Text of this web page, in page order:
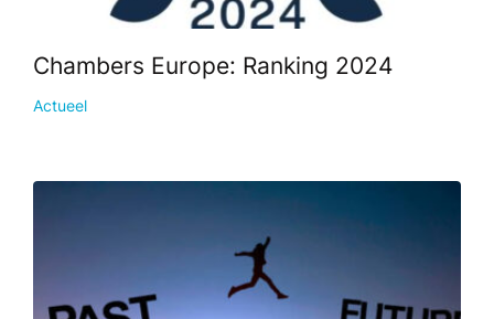
Chambers Europe: Ranking 2024
Actueel